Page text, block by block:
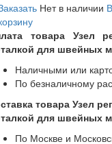
Нет в наличии В
товара Узел
для швейных
Наличными или
По безналичному
товара Узел
для швейных
По Москве и